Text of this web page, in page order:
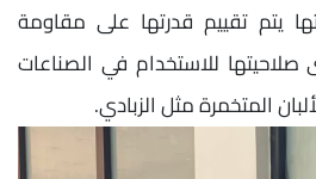
يتم تقييم قدرتها على مقاومة
صلاحيتها للاستخدام في الصناعات
المتخمرة مثل الزبادي.